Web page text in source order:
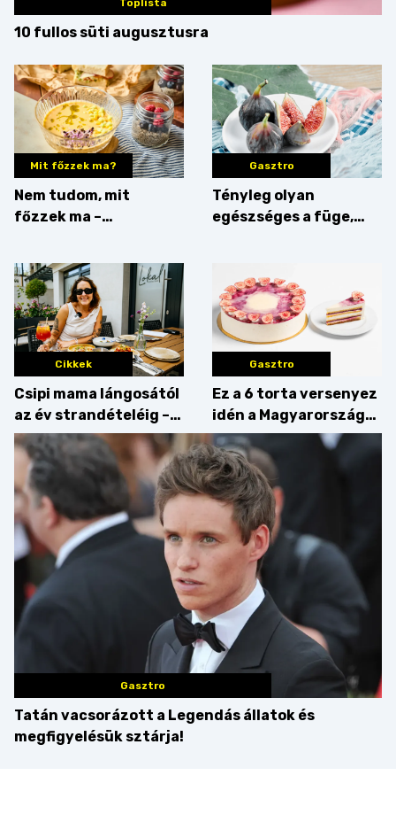
Toplista
10 fullos süti augusztusra
Mit főzzek ma?
Nem tudom, mit
főzzek ma –
Gasztro
Tényleg olyan
egészséges a füge,
Cikkek
Csipi mama lángosától
az év strandételéig –
idén is felzabáltuk a
Balaton déli partját
Gasztro
Ez a 6 torta versenyez
idén a Magyarország
tortája címért
Gasztro
Tatán vacsorázott a Legendás állatok és
megfigyelésük sztárja!